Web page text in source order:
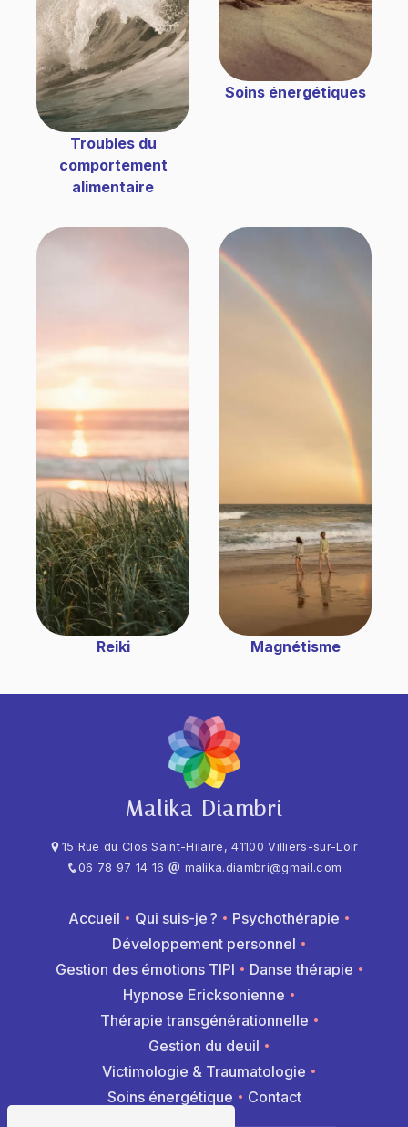
Troubles du
comportement
alimentaire
Soins énergétiques
Reiki Magnétisme
Malika Diambri
15 Rue du Clos Saint-Hilaire, 41100 Villiers-sur-Loir
06 78 97 14 16
malika.diambri@gmail.com
Accueil Qui suis-je ?
Psychothérapie
Développement personnel
Gestion des émotions TIPI
Danse thérapie
Hypnose Ericksonienne
Thérapie transgénérationnelle
Gestion du deuil
Victimologie & Traumatologie
Soins énergétique
Contact